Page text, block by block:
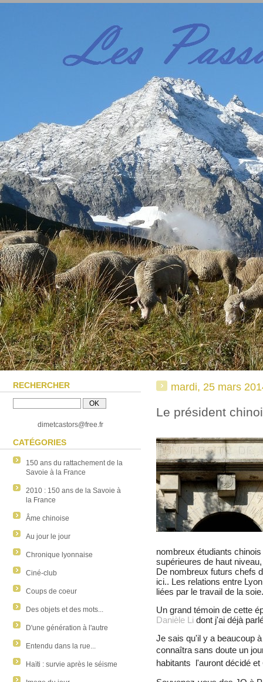
RECHERCHER
dimetcastors@free.fr
CATÉGORIES
150 ans du rattachement de la
Savoie à la France
2010 : 150 ans de la Savoie à
la France
Âme chinoise
Au jour le jour
Chronique lyonnaise
Ciné-club
Coups de coeur
Des objets et des mots...
D'une génération à l'autre
Entendu dans la rue...
Haïti : survie après le séisme
mardi, 25 mars
Le président
nombreux étudiants
supérieures de haut
De nombreux futurs chefs
ici.. Les relations entre
liées par le travail de la soie.
Un grand témoin de cette
Danièle Li dont j'ai déjà
Je sais qu'il y a beaucoup
connaîtra sans doute un
habitants l'auront décidé et